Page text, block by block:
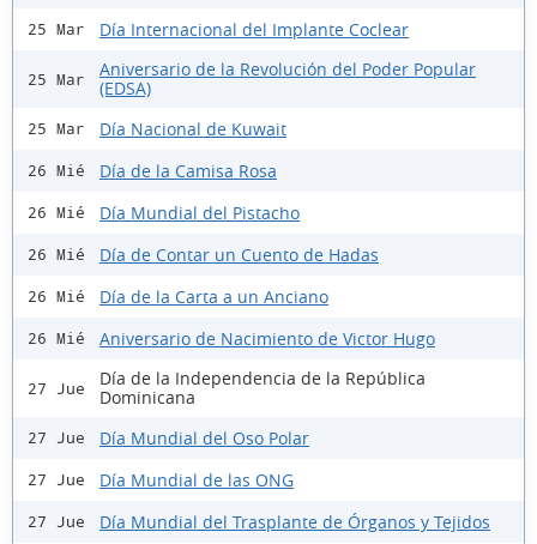
25 Mar Día Internacional del Implante Coclear
25 Mar
Aniversario de la Revolución del Poder Popular
(EDSA)
25 Mar Día Nacional de Kuwait
26 Mié Día de la Camisa Rosa
26 Mié Día Mundial del Pistacho
26 Mié Día de Contar un Cuento de Hadas
26 Mié Día de la Carta a un Anciano
26 Mié Aniversario de Nacimiento de Victor Hugo
27 Jue
Día de la Independencia de la República
Dominicana
27 Jue Día Mundial del Oso Polar
27 Jue Día Mundial de las ONG
27 Jue Día Mundial del Trasplante de Órganos y Tejidos